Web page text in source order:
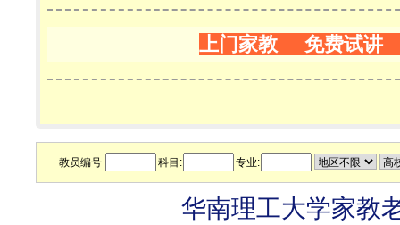
上门家教 免费试讲
教员编号 科目: 专业:
华南理工大学家教